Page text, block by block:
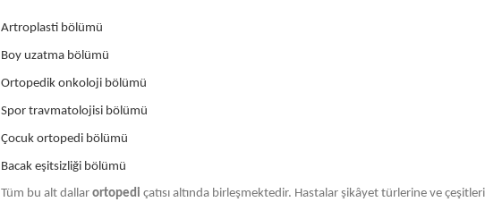
Artroplasti bölümü
Boy uzatma bölümü
Ortopedik onkoloji bölümü
Spor travmatolojisi bölümü
Çocuk ortopedi bölümü
Bacak eşitsizliği bölümü
Tüm bu alt dallar ortopedi çatısı altında birleşmektedir. Hastalar şikâyet türlerine ve